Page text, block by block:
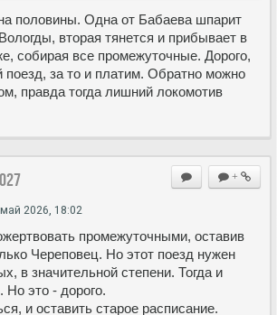
половины. Одна от Бабаева шпарит
вторая тянется и прибывает в
собирая все промежуточные. Дорого,
за то и платим. Обратно можно
правда тогда лишний локомотив
+
2026, 18:02
промежуточными, оставив
Череповец. Но этот поезд нужен
в значительной степени. Тогда и
Но это - дорого.
и оставить старое расписание.